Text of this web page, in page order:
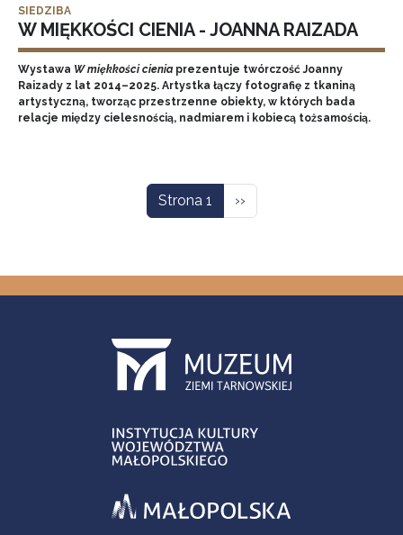
SIEDZIBA
W MIĘKKOŚCI CIENIA - JOANNA RAIZADA
Wystawa W miękkości cieniaprezentuje twórczość Joanny
Raizady z lat 2014–2025. Artystka łączy fotografię z tkaniną
artystyczną, tworząc przestrzenne obiekty, w których bada
relacje między cielesnością, nadmiarem i kobiecą tożsamością.
Strona 1 Następna strona
››